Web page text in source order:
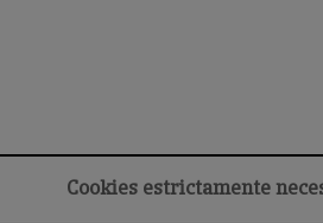
Cookies estrictamente